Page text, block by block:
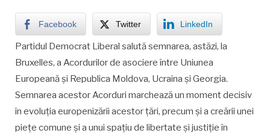
Facebook Twitter LinkedIn
Partidul Democrat Liberal salută semnarea, astăzi, la
Bruxelles, a Acordurilor de asociere între Uniunea
Europeană şi Republica Moldova, Ucraina şi Georgia.
Semnarea acestor Acorduri marchează un moment decisiv
în evoluţia europenizării acestor ţări, precum şi a creării unei
pieţe comune şi a unui spaţiu de libertate şi justiţie în